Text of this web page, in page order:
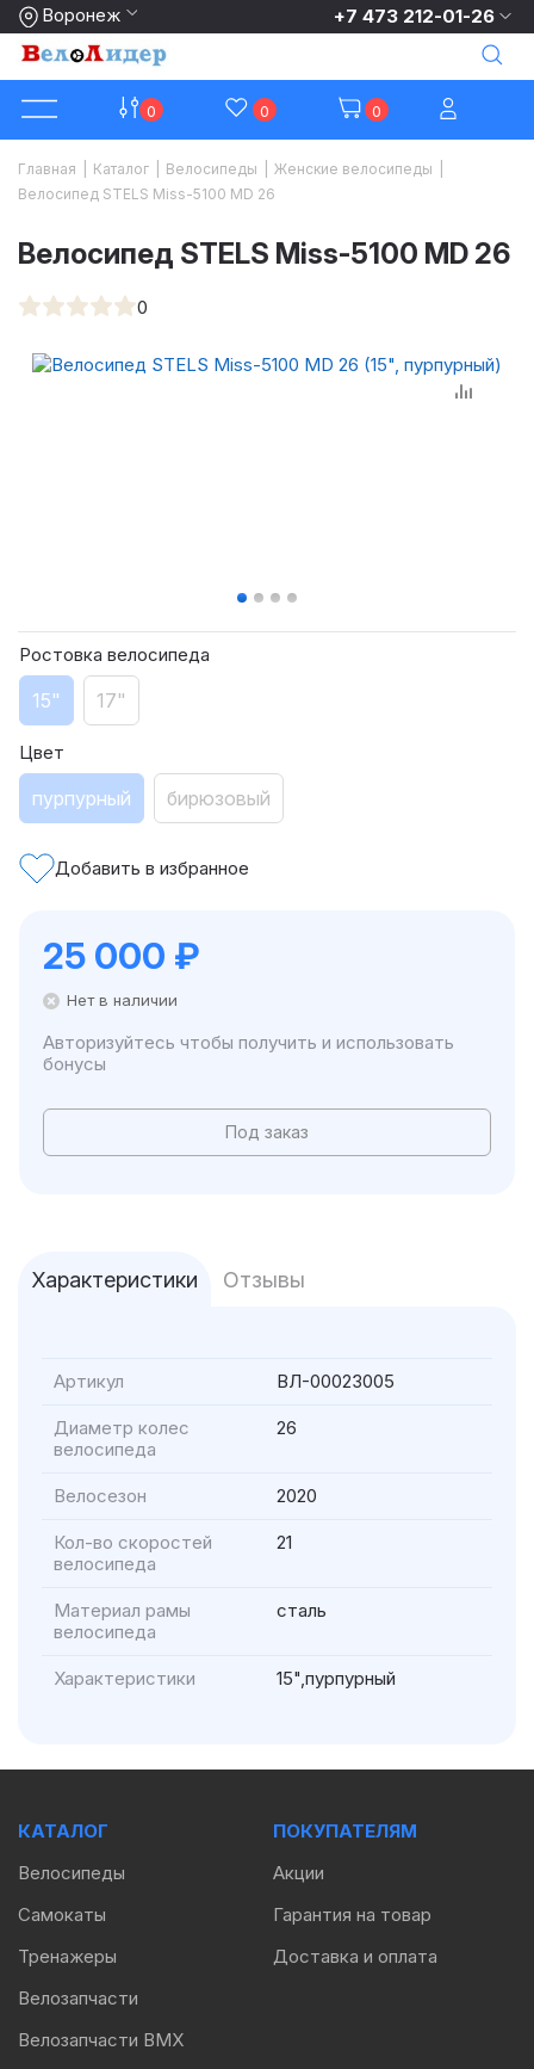
Воронеж +7 473 212-01-26
0 0 0
Главная Каталог Велосипеды Женские велосипеды
Велосипед STELS Miss-5100 MD 26
Велосипед STELS Miss-5100 MD 26
0
Ростовка велосипеда
15" 17"
Цвет
пурпурный бирюзовый
Добавить в избранное
25 000 ₽
Нет в наличии
Авторизуйтесь чтобы получить и использовать
бонусы
Под заказ
Характеристики Отзывы
Артикул ВЛ-00023005
Диаметр колес
велосипеда
26
Велосезон 2020
Кол-во скоростей
велосипеда
21
Материал рамы
велосипеда
сталь
Характеристики 15",пурпурный
КАТАЛОГ
Велосипеды
Самокаты
Тренажеры
Велозапчасти
Велозапчасти BMX
ПОКУПАТЕЛЯМ
Акции
Гарантия на товар
Доставка и оплата